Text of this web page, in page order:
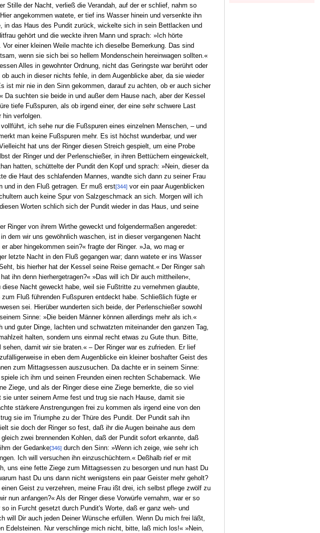
Stille der Nacht, verließ die Verandah, auf der er schlief, nahm so
angekommen watete, er tief ins Wasser hinein und versenkte ihn
das Haus des Pundit zurück, wickelte sich in sein Bettlacken und
gehört und die weckte ihren Mann und sprach: »Ich hörte
einer kleinen Weile machte ich dieselbe Bemerkung. Das sind
wenn sie sich bei so hellem Mondenschein hereinwagen sollten.«
Alles in gewohnter Ordnung, nicht das Geringste war berührt oder
auch in dieser nichts fehle, in dem Augenblicke aber, da sie wieder
ist mir nie in den Sinn gekommen, darauf zu achten, ob er auch sicher
suchten sie beide in und außer dem Hause nach, aber der Kessel
tiefe Fußspuren, als ob irgend einer, der eine sehr schwere Last
hin verfolgen.
ich sehe nur die Fußspuren eines einzelnen Menschen, – und
man keine Fußspuren mehr. Es ist höchst wunderbar, und wer
hat uns der Ringer diesen Streich gespielt, um eine Probe
der Ringer und der Perlenschießer, in ihren Bettüchern eingewickelt,
hatten, schüttelte der Pundit den Kopf und sprach: »Nein, dieser da
die Haut des schlafenden Mannes, wandte sich dann zu seiner Frau
und in den Fluß getragen. Er muß erst[344]vor ein paar Augenblicken
auch keine Spur von Salzgeschmack an sich. Morgen will ich
Worten schlich sich der Pundit wieder in das Haus, und seine
Ringer von ihrem Wirthe geweckt und folgendermaßen angeredet:
dem wir uns gewöhnlich waschen, ist in dieser vergangenen Nacht
aber hingekommen sein?« fragte der Ringer. »Ja, wo mag er
letzte Nacht in den Fluß gegangen war; dann watete er ins Wasser
bis hierher hat der Kessel seine Reise gemacht.« Der Ringer sah
ihn denn hierhergetragen?« »Das will ich Dir auch mittheilen«,
Nacht geweckt habe, weil sie Fußtritte zu vernehmen glaubte,
Fluß führenden Fußspuren entdeckt habe. Schließlich fügte er
sei. Hierüber wunderten sich beide, der Perlenschießer sowohl
Sinne: »Die beiden Männer können allerdings mehr als ich.«
guter Dinge, lachten und schwatzten miteinander den ganzen Tag,
halten, sondern uns einmal recht etwas zu Gute thun. Bitte,
damit wir sie braten.« – Der Ringer war es zufrieden. Er lief
in eben dem Augenblicke ein kleiner boshafter Geist des
zum Mittagsessen auszusuchen. Da dachte er in seinem Sinne:
ich ihm und seinen Freunden einen rechten Schabernack. Wie
Ziege, und als der Ringer diese eine Ziege bemerkte, die so viel
unter seinem Arme fest und trug sie nach Hause, damit sie
stärkere Anstrengungen frei zu kommen als irgend eine von den
sie im Triumphe zu der Thüre des Pundit. Der Pundit sah ihn
sie doch der Ringer so fest, daß ihr die Augen beinahe aus dem
zwei brennenden Kohlen, daß der Pundit sofort erkannte, daß
der Gedanke[346]durch den Sinn: »Wenn ich zeige, wie sehr ich
Ich will versuchen ihn einzuschüchtern.« Deßhalb rief er mit
uns eine fette Ziege zum Mittagsessen zu besorgen und nun hast Du
hast Du uns dann nicht wenigstens ein paar Geister mehr geholt?
Geist zu verzehren, meine Frau ißt drei, ich selbst pflege zwölf zu
nun anfangen?« Als der Ringer diese Vorwürfe vernahm, war er so
in Furcht gesetzt durch Pundit's Worte, daß er ganz weh- und
Dir auch jeden Deiner Wünsche erfüllen. Wenn Du mich frei läßt,
Edelsteinen. Nur verschlinge mich nicht, bitte, laß mich los!« »Nein,